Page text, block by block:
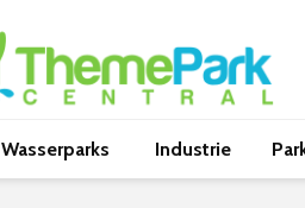
Wasserparks Industrie